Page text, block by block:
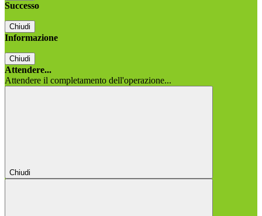
Successo
Chiudi
Informazione
Chiudi
Attendere...
Attendere il completamento dell'operazione...
Chiudi